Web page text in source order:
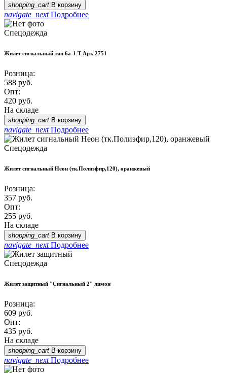
shopping_cart В корзину
navigate_nextПодробнее
Спецодежда
Жилет сигнальный тип 6а-1 Т Арт. 2751
Розница:
588 руб.
Опт:
420 руб.
На складе
shopping_cart В корзину
navigate_nextПодробнее
Спецодежда
Жилет сигнальный Неон (тк.Полиэфир,120), оранжевый
Розница:
357 руб.
Опт:
255 руб.
На складе
shopping_cart В корзину
navigate_nextПодробнее
Спецодежда
Жилет защитный "Сигнальный 2" лимон
Розница:
609 руб.
Опт:
435 руб.
На складе
shopping_cart В корзину
navigate_nextПодробнее